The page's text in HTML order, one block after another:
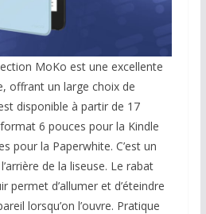
MoKo est une excellente
offrant un large choix de
disponible à partir de 17
6 pouces pour la Kindle
pour la Paperwhite. C’est un
de la liseuse. Le rabat
permet d’allumer et d’éteindre
lorsqu’on l’ouvre. Pratique